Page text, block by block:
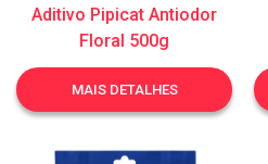
Aditivo Pipicat Antiodor
Floral 500g
MAIS DETALHES